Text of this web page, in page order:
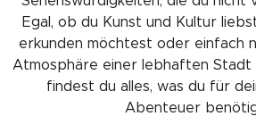
Egal, ob du Kunst und Kultur
erkunden möchtest oder einfach
Atmosphäre einer lebhaften Stadt
findest du alles, was du für
Abenteuer